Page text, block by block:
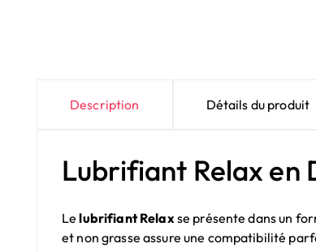
Description Détails du produit
Lubrifiant Relax en
Lelubrifiant Relaxse présente dans un
et non grasse assure une compatibilité